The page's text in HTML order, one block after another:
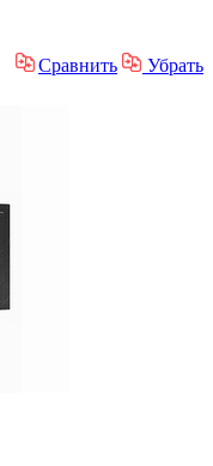
Сравнить
Убрать